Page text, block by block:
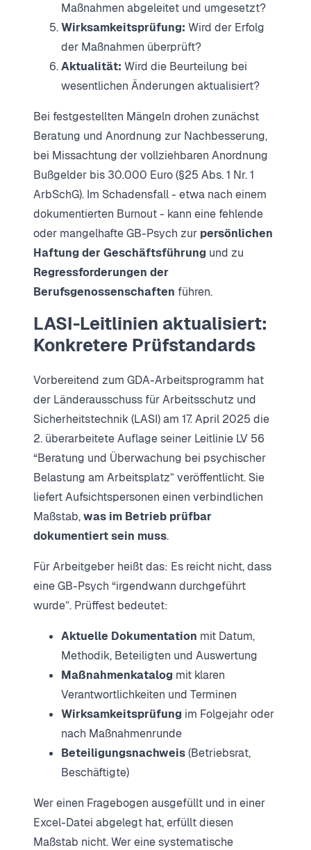
Maßnahmen abgeleitet und umgesetzt?
Wirksamkeitsprüfung: Wird der Erfolg
der Maßnahmen überprüft?
Aktualität: Wird die Beurteilung bei
wesentlichen Änderungen aktualisiert?
Bei festgestellten Mängeln drohen zunächst
Beratung und Anordnung zur Nachbesserung,
bei Missachtung der vollziehbaren Anordnung
Bußgelder bis 30.000 Euro (§25 Abs. 1 Nr. 1
ArbSchG). Im Schadensfall - etwa nach einem
dokumentierten Burnout - kann eine fehlende
oder mangelhafte GB-Psych zur persönlichen
Haftung der Geschäftsführung und zu
Regressforderungen der
Berufsgenossenschaften führen.
LASI-Leitlinien aktualisiert:
Konkretere Prüfstandards
Vorbereitend zum GDA-Arbeitsprogramm hat
der Länderausschuss für Arbeitsschutz und
Sicherheitstechnik (LASI) am 17. April 2025 die
2. überarbeitete Auflage seiner Leitlinie LV 56
“Beratung und Überwachung bei psychischer
Belastung am Arbeitsplatz” veröffentlicht. Sie
liefert Aufsichtspersonen einen verbindlichen
Maßstab,was im Betrieb prüfbar
dokumentiert sein muss.
Für Arbeitgeber heißt das: Es reicht nicht, dass
eine GB-Psych “irgendwann durchgeführt
wurde”. Prüffest bedeutet:
Aktuelle Dokumentation mit Datum,
Methodik, Beteiligten und Auswertung
Maßnahmenkatalog mit klaren
Verantwortlichkeiten und Terminen
Wirksamkeitsprüfung im Folgejahr oder
nach Maßnahmenrunde
Beteiligungsnachweis(Betriebsrat,
Beschäftigte)
Wer einen Fragebogen ausgefüllt und in einer
Excel-Datei abgelegt hat, erfüllt diesen
Maßstab nicht. Wer eine systematische